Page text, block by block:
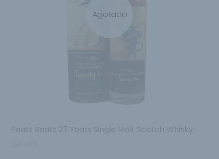
Agotado
Peats Beats 27 Years Single Malt Scotch Whisky